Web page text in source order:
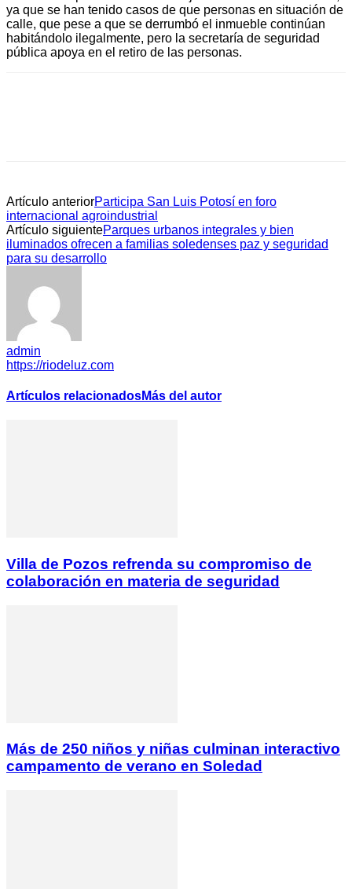
ya que se han tenido casos de que personas en situación de
calle, que pese a que se derrumbó el inmueble continúan
habitándolo ilegalmente, pero la secretaría de seguridad
pública apoya en el retiro de las personas.
Artículo anteriorParticipa San Luis Potosí en foro
internacional agroindustrial
Artículo siguienteParques urbanos integrales y bien
iluminados ofrecen a familias soledenses paz y seguridad
para su desarrollo
admin
https://riodeluz.com
Artículos relacionadosMás del autor
Villa de Pozos refrenda su compromiso de
colaboración en materia de seguridad
Más de 250 niños y niñas culminan interactivo
campamento de verano en Soledad